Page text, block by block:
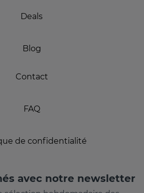
Deals
Blog
Contact
FAQ
de confidentialité
avec notre newsletter